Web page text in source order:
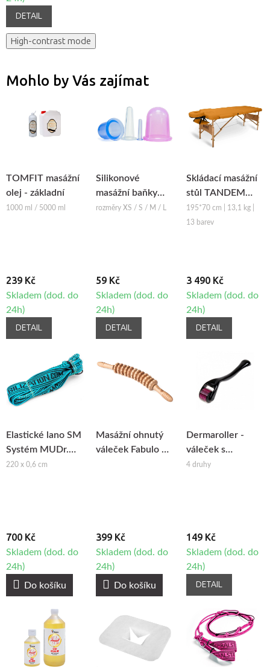
DETAIL
High-contrast mode
Mohlo by Vás zajímat
TOMFIT masážní
olej - základní
1000 ml / 5000 ml
239 Kč
Skladem (dod. do
24h)
DETAIL
Silikonové
masážní baňky
Fabulo Bell
rozměry XS / S / M / L
59 Kč
Skladem (dod. do
24h)
DETAIL
Skládací masážní
stůl TANDEM
Basic-2
195*70 cm | 13,1 kg |
13 barev
3 490 Kč
Skladem (dod. do
24h)
DETAIL
Elastické lano SM
Systém MUDr.
Smíšek
220 x 0,6 cm
700 Kč
Skladem (dod. do
24h)
Do košíku
Masážní ohnutý
váleček Fabulo na
399 Kč
Skladem (dod. do
24h)
Do košíku
Dermaroller -
váleček s
mikrojehlami
4 druhy
149 Kč
Skladem (dod. do
24h)
DETAIL